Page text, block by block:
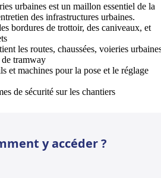
urbaines est un maillon essentiel de la
des infrastructures urbaines.
bordures de trottoir, des caniveaux, et
les routes, chaussées, voieries
tramway
et machines pour la pose et le réglage
de sécurité sur les chantiers
y accéder ?